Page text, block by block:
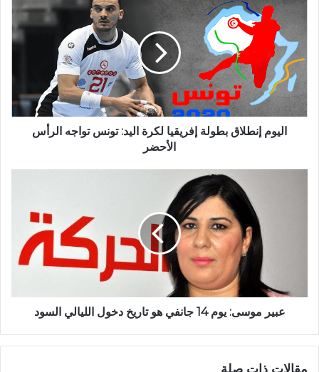
اليوم إنطلاق بطولة إفريقيا لكرة اليد: تونس تواجه الرأس
الأحضر
عبير موسى: يوم 14 جانفي هو تاريخ دخول الليالي السود